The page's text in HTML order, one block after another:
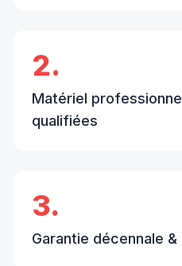
2.
Matériel
qualifiées
3.
Garantie décennale